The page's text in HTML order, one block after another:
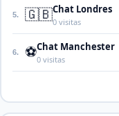
5. 🇬🇧Chat Londres
0 visitas
6. ⚽Chat Manchester
0 visitas